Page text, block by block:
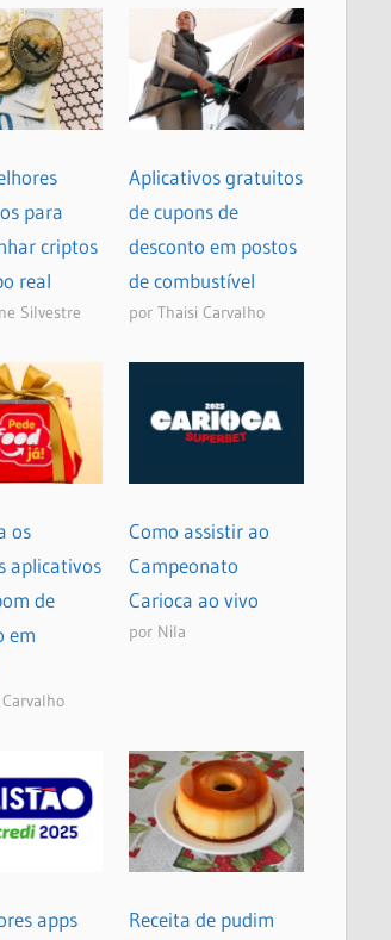
para
criptos
real
Silvestre
Aplicativos gratuitos
de cupons de
desconto em postos
de combustível
por Thaisi Carvalho
os
aplicativos
de
em
Como assistir ao
Campeonato
Carioca ao vivo
por Nila
apps
Receita de pudim